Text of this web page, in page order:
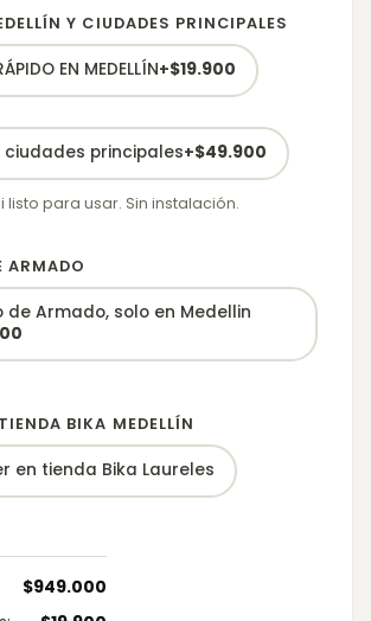
Y CIUDADES PRINCIPALES
EN MEDELLÍN+$19.900
ciudades principales+$49.900
listo para usar. Sin instalación.
ARMADO
de Armado, solo en Medellin
BIKA MEDELLÍN
$949.000